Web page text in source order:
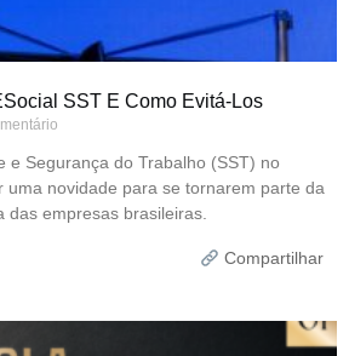
SST E Como Evitá-Los
e Segurança do Trabalho (SST) no
uma novidade para se tornarem parte da
das empresas brasileiras.
Compartilhar